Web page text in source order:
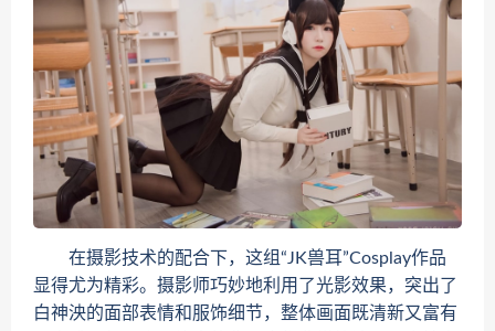
在摄影技术的配合下，这组“JK兽耳”Cosplay作品
显得尤为精彩。摄影师巧妙地利用了光影效果，突出了
白神泱的面部表情和服饰细节，整体画面既清新又富有